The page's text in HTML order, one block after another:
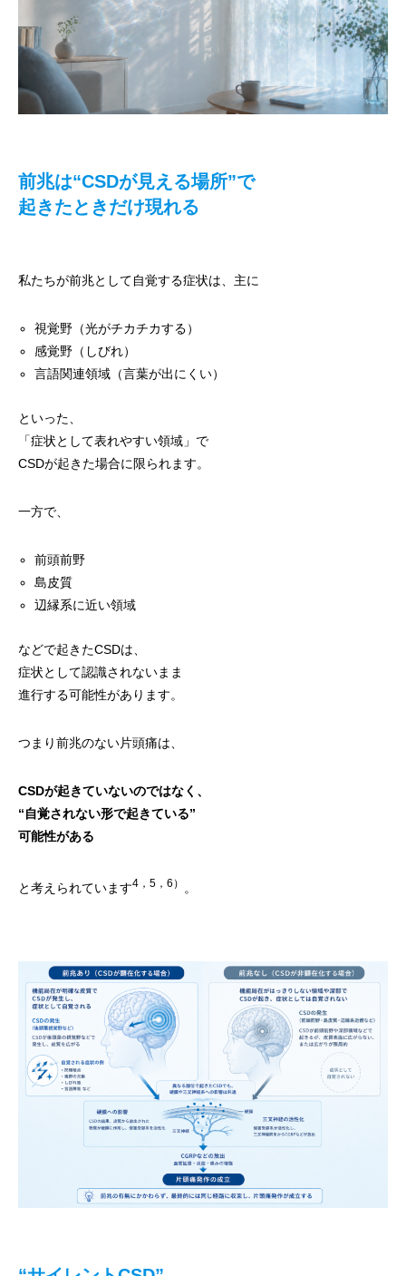
前兆は“CSDが見える場所”で
起きたときだけ現れる
私たちが前兆として自覚する症状は、主に
視覚野（光がチカチカする）
感覚野（しびれ）
言語関連領域（言葉が出にくい）
といった、
「症状として表れやすい領域」で
CSDが起きた場合に限られます。
一方で、
前頭前野
島皮質
辺縁系に近い領域
などで起きたCSDは、
症状として認識されないまま
進行する可能性があります。
つまり前兆のない片頭痛は、
CSDが起きていないのではなく、
“自覚されない形で起きている”
可能性がある
と考えられています4，5，6） 。